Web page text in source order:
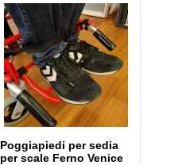
Poggiapiedi per sedia
per scale Ferno Venice